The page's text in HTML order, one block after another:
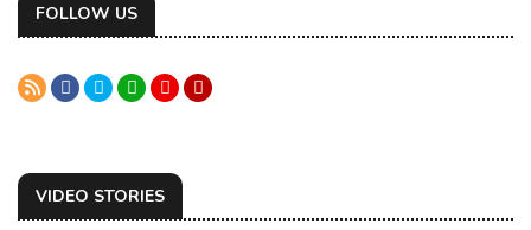
FOLLOW US
VIDEO STORIES